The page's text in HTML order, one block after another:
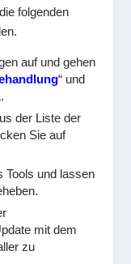
folgenden
auf und gehen
“ und
der Liste der
Sie auf
Tools und lassen
mit dem
zu